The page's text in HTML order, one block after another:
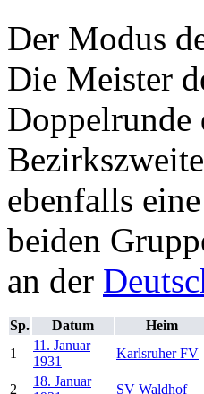
Der Modus
Die Meister
Doppelrunde
ebenfalls
beiden
an der
Sp. Datum Heim
1
11. Januar
1931
Karlsruher FV
2
18. Januar
SV Waldhof